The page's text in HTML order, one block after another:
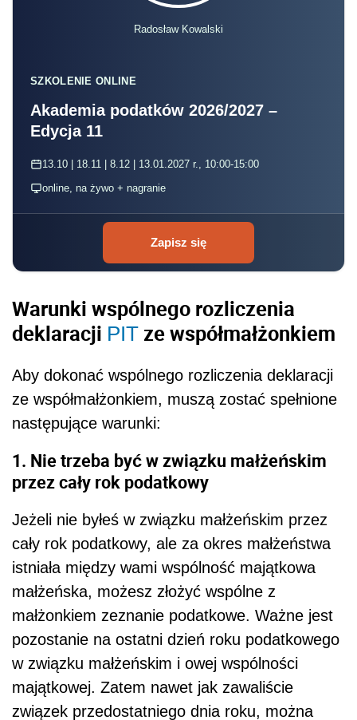
Radosław Kowalski
SZKOLENIE ONLINE
Akademia podatków 2026/2027 –
Edycja 11
13.10 | 18.11 | 8.12 | 13.01.2027 r., 10:00-15:00
online, na żywo + nagranie
Zapisz się
Warunki wspólnego rozliczenia
deklaracji PIT ze współmałżonkiem
Aby dokonać wspólnego rozliczenia deklaracji
ze współmałżonkiem, muszą zostać spełnione
następujące warunki:
1. Nie trzeba być w związku małżeńskim
przez cały rok podatkowy
Jeżeli nie byłeś w związku małżeńskim przez
cały rok podatkowy, ale za okres małżeństwa
istniała między wami wspólność majątkowa
małżeńska, możesz złożyć wspólne z
małżonkiem zeznanie podatkowe. Ważne jest
pozostanie na ostatni dzień roku podatkowego
w związku małżeńskim i owej wspólności
majątkowej. Zatem nawet jak zawaliście
związek przedostatniego dnia roku, można